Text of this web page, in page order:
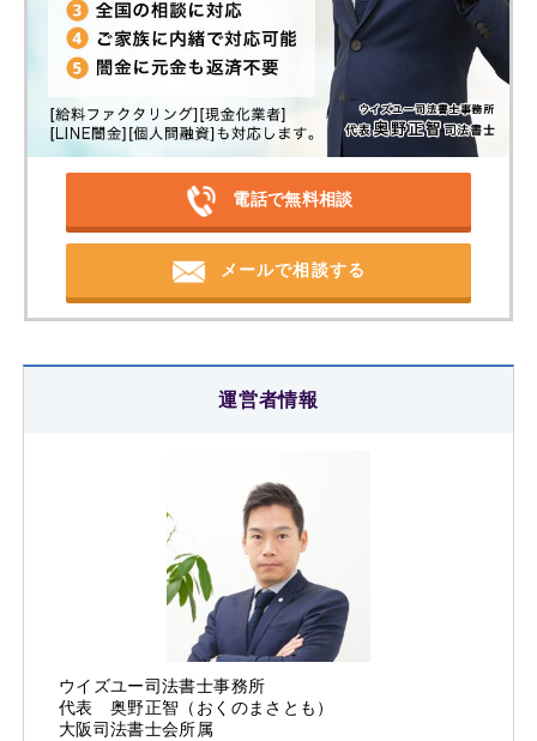
電話で無料相談
メールで相談する
運営者情報
ウイズユー司法書士事務所
代表 奥野正智（おくのまさとも）
大阪司法書士会所属